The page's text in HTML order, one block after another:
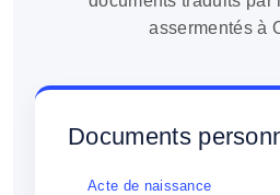
assermentés à
Documents
Acte de naissance